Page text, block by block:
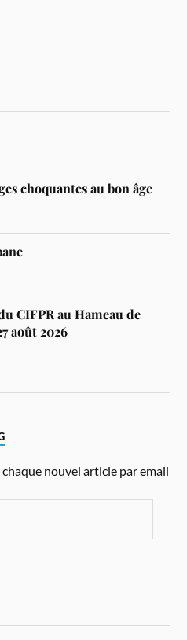
choquantes au bon âge
CIFPR au Hameau de
août 2026
nouvel article par email